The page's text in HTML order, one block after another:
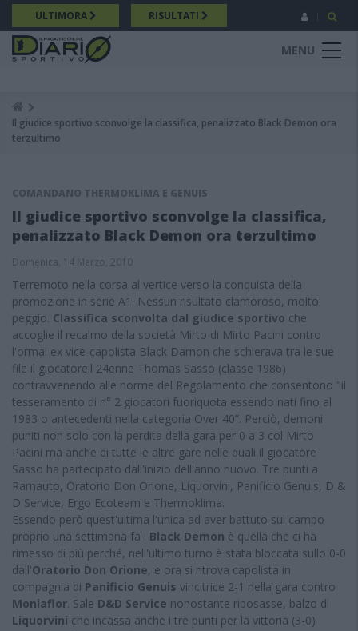
Salta
al
contenuto
principale
ULTIMORA RISULTATI
MENU
Breadcrumb
Il giudice sportivo sconvolge la classifica, penalizzato Black Demon ora
terzultimo
COMANDANO THERMOKLIMA E GENUIS
Il giudice sportivo sconvolge la classifica,
penalizzato Black Demon ora terzultimo
Domenica, 14 Marzo, 2010
Terremoto nella corsa al vertice verso la conquista della
promozione in serie A1. Nessun risultato clamoroso, molto
peggio. Classifica sconvolta dal giudice sportivo che
accoglie il recalmo della società Mirto di Mirto Pacini contro
l'ormai ex vice-capolista Black Damon che schierava tra le sue
file il giocatoreil 24enne Thomas Sasso (classe 1986)
contravvenendo alle norme del Regolamento che consentono "il
tesseramento di n° 2 giocatori fuoriquota essendo nati fino al
1983 o antecedenti nella categoria Over 40”. Perciò, demoni
puniti non solo con la perdita della gara per 0 a 3 col Mirto
Pacini ma anche di tutte le altre gare nelle quali il giocatore
Sasso ha partecipato dall'inizio dell'anno nuovo. Tre punti a
Ramauto, Oratorio Don Orione, Liquorvini, Panificio Genuis, D &
D Service, Ergo Ecoteam e Thermoklima.
Essendo però quest'ultima l'unica ad aver battuto sul campo
proprio una settimana fa i Black Demon è quella che ci ha
rimesso di più perché, nell'ultimo turno è stata bloccata sullo 0-0
dall'Oratorio Don Orione, e ora si ritrova capolista in
compagnia di Panificio Genuis vincitrice 2-1 nella gara contro
Moniaflor. Sale D&D Service nonostante riposasse, balzo di
Liquorvini che incassa anche i tre punti per la vittoria (3-0)